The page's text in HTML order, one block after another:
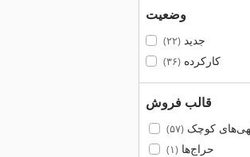
وضعیت
جدید(۲۲)
کارکرده(۳۶)
قالب فروش
کوچک(۵۷)
حراج‌ها(۱)